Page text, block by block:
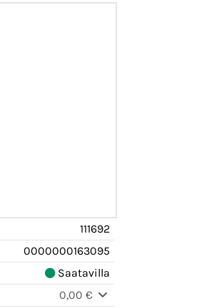
111692
0000000163095
Saatavilla
0,00 €